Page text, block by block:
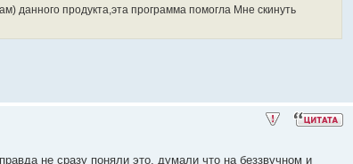
данного продукта,эта программа помогла Мне скинуть
не сразу поняли это, думали что на беззвучном и